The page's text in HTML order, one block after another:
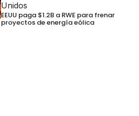
Unidos
EEUU paga $1.2B a RWE para frenar
proyectos de energía eólica